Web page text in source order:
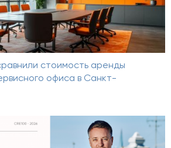
стоимость аренды
офиса в Санкт-